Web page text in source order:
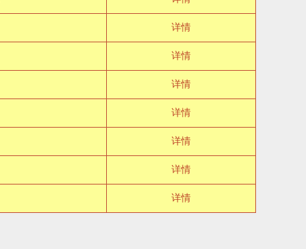
详情
详情
详情
详情
详情
详情
详情